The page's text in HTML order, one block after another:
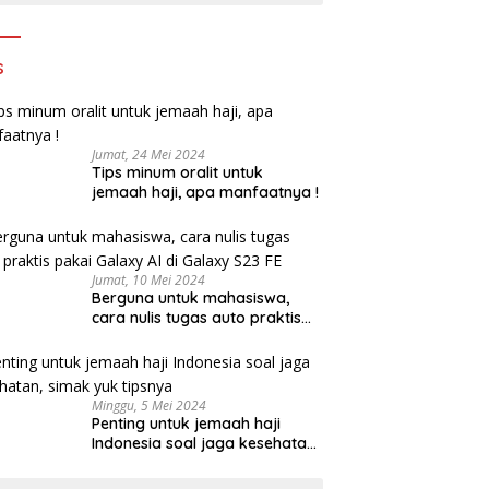
Jumat, 24 Mei 2024
Tips minum oralit untuk
jemaah haji, apa manfaatnya !
Jumat, 10 Mei 2024
Berguna untuk mahasiswa,
cara nulis tugas auto praktis
FE
Minggu, 5 Mei 2024
Penting untuk jemaah haji
Indonesia soal jaga kesehatan,